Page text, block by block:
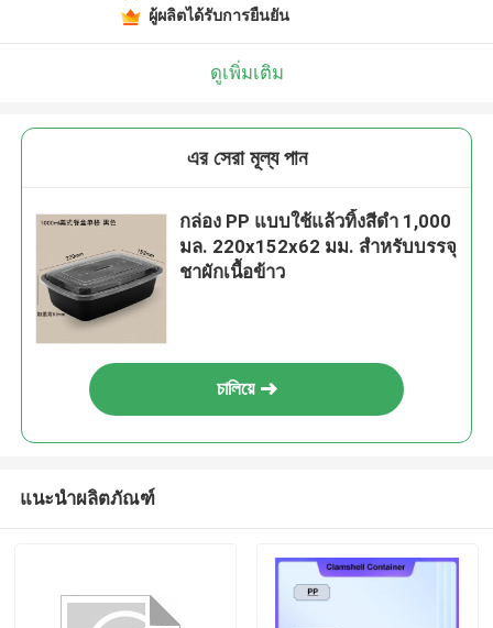
ผู้ผลิตได้รับการยืนยัน
ดูเพิ่มเติม
এর সেরা মূল্য পান
กล่อง PP แบบใช้แล้วทิ้งสีดำ 1,000
มล. 220x152x62 มม. สำหรับบรรจุ
ชาผักเนื้อข้าว
চালিয়ে
แนะนำผลิตภัณฑ์